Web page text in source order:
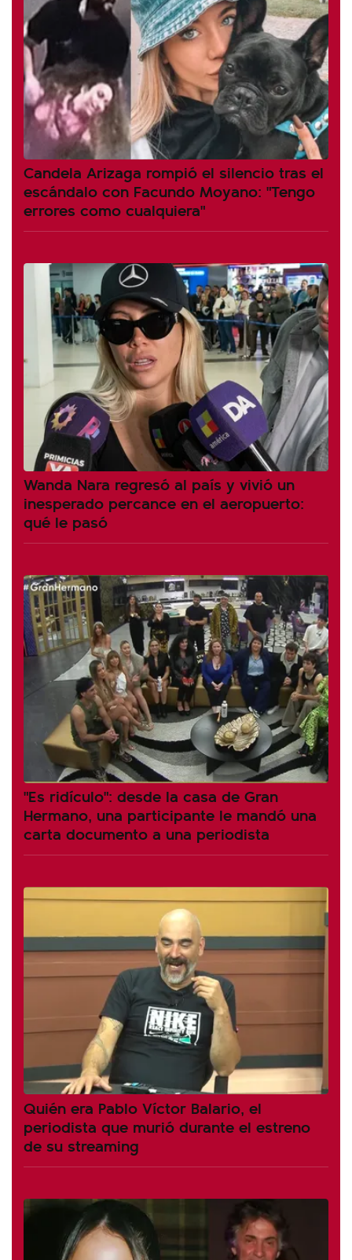
Candela Arizaga rompió el silencio tras el
escándalo con Facundo Moyano: "Tengo
errores como cualquiera"
Wanda Nara regresó al país y vivió un
inesperado percance en el aeropuerto:
qué le pasó
"Es ridículo": desde la casa de Gran
Hermano, una participante le mandó una
carta documento a una periodista
Quién era Pablo Víctor Balario, el
periodista que murió durante el estreno
de su streaming